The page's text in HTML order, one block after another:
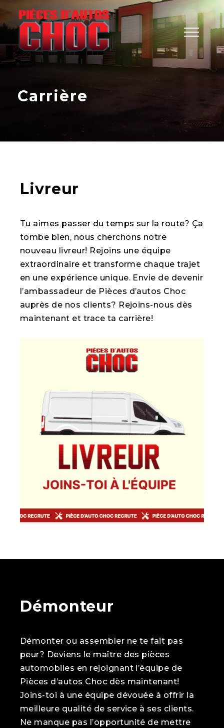
Carrière
Livreur
Tu aimes passer du temps sur la route? Ça
tombe bien, nous cherchons notre
nouveau livreur! Rejoins une équipe
extraordinaire et transforme chaque trajet
en une expérience unique. Envie de devenir
l’ambassadeur de Pièces d’autos Choc
auprès de nos clients? Rejoins-nous dès
maintenant et trace ta carrière!
Démonteur
Démonter ou assembler ne te fait pas
peur? Deviens le maître des pièces
automobiles en rejoignant l’équipe de
Pièces d’autos Choc dès maintenant!
Joins-toi à une équipe dévouée à offrir la
meilleure qualité de service à ses clients.
Ne manque pas l’opportunité de mettre